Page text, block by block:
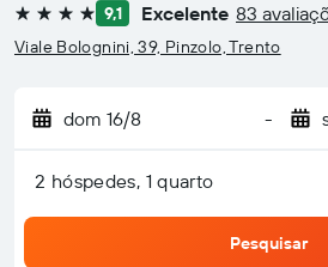
4 estrelas 9,1 Excelente 83
Viale Bolognini, 39, Pinzolo, Trento
dom 16/8 -
2 hóspedes, 1 quarto
Pesquisar